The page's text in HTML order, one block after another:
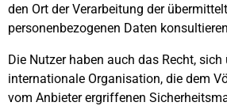
den Ort der Verarbeitung der
personenbezogenen Daten
Die Nutzer haben auch das Recht,
internationale Organisation, die dem
vom Anbieter ergriffenen